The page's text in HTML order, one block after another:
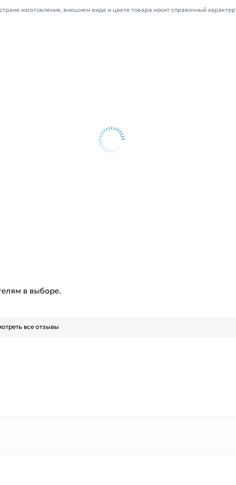
55х55х2.2 мм (1.5х15 м) из
изготовления, внешнем виде и цвете товара носит справочный
в выборе.
все отзывы